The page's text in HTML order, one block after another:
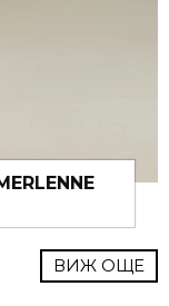
ВИЖ ОЩЕ